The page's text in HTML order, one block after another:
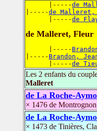
      |-----
de
|-----de
      |-----
de
de Malleret, Fleur
      |-----
|----- Brandon,
      |-----
de
Les 2 enfants du
Malleret
de La Roche-
× 1476 de
de La Roche-
× 1473 de Tinières,